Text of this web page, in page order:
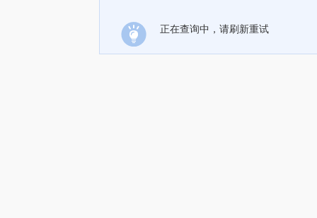
正在查询中，请刷新重试